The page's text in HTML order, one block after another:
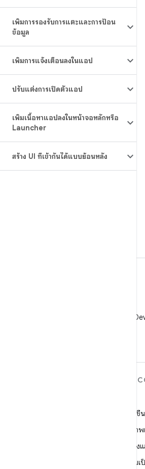
เพิ่มการรองรับการแตะและการป้อน
ข้อมูล
เพิ่มการแจ้งเตือนลงในแอป
ปรับแต่งการเปิดตัวแอป
เพิ่มเนื้อหาแอปลงในหน้าจอหลักหรือ
Launcher
สร้าง UI ที่เข้ากันได้แบบย้อนหลัง
ติดตาม
แมชชี
สุขภา
กล้อง
ความ